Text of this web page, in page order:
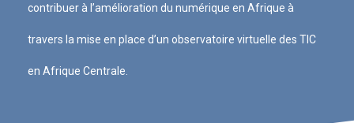
contribuer à l’amélioration du numérique en Afrique à
travers la mise en place d’un observatoire virtuelle des TIC
en Afrique Centrale.